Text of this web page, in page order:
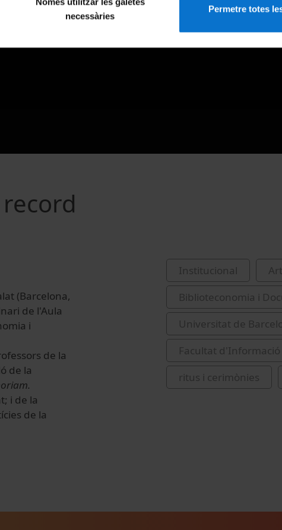
necessàries
Permetre totes
(Barcelona,
de l'Aula
i
de la
de la
i de la
de la
Institucional
Biblioteconomia i
Universitat de
Facultat
ritus i cerimònies